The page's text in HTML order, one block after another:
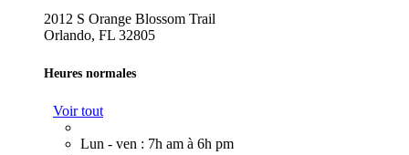
2012 S Orange Blossom Trail
Orlando, FL 32805
Heures normales
Voir tout
Lun - ven : 7h am à 6h pm